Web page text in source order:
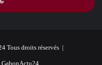
Tous droits réservés |